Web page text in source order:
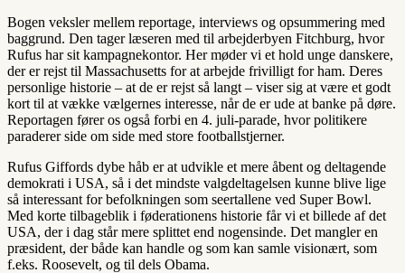
Bogen veksler mellem reportage, interviews og opsummering med
baggrund. Den tager læseren med til arbejderbyen Fitchburg, hvor
Rufus har sit kampagnekontor. Her møder vi et hold unge danskere,
der er rejst til Massachusetts for at arbejde frivilligt for ham. Deres
personlige historie – at de er rejst så langt – viser sig at være et godt
kort til at vække vælgernes interesse, når de er ude at banke på døre.
Reportagen fører os også forbi en 4. juli-parade, hvor politikere
paraderer side om side med store footballstjerner.
Rufus Giffords dybe håb er at udvikle et mere åbent og deltagende
demokrati i USA, så i det mindste valgdeltagelsen kunne blive lige
så interessant for befolkningen som seertallene ved Super Bowl.
Med korte tilbageblik i føderationens historie får vi et billede af det
USA, der i dag står mere splittet end nogensinde. Det mangler en
præsident, der både kan handle og som kan samle visionært, som
f.eks. Roosevelt, og til dels Obama.